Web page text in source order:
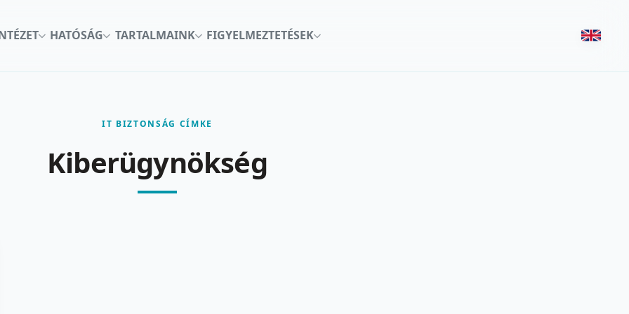
HATÓSÁG TARTALMAINK FIGYELMEZTETÉSEK
IT BIZTONSÁG CÍMKE
Kiberügynökség